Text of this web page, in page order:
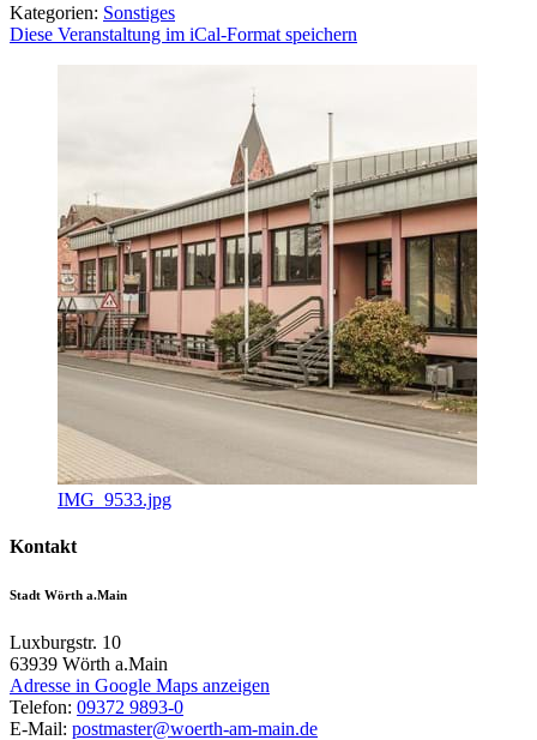
Kategorien: Sonstiges
Diese Veranstaltung im iCal-Format speichern
IMG_9533.jpg
Kontakt
Stadt Wörth a.Main
Luxburgstr. 10
63939 Wörth a.Main
Adresse in Google Maps anzeigen
Telefon: 09372 9893-0
E-Mail: postmaster@woerth-am-main.de